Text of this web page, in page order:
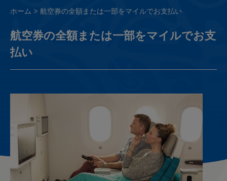
パ
く
ホーム 航空券の全額または一部をマイルでお支払い
航空券の全額または一部をマイルでお支
払い